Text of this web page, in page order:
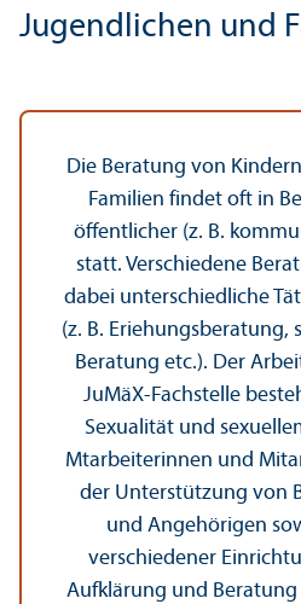
Jugendlichen und
Die Beratung von
Familien findet oft in
öffentlicher (z. B.
statt. Verschiedene
dabei unter­schiedliche
(z. B. Eriehungs­beratung,
Beratung etc.). Der
JuMäX-Fach­stelle
Sexualität und
Mtarbeiterinnen und
der Unter­stützung von
und Angehörigen
verschiedener
Aufklärung und